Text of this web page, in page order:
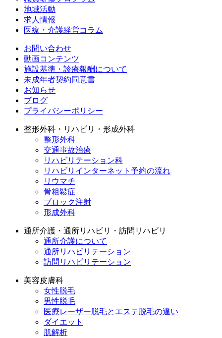
地域活動
求人情報
医療・介護経営コラム
お問い合わせ
動画コンテンツ
施設基準・診療報酬について
未成年者契約同意書
お知らせ
ブログ
プライバシーポリシー
整形外科・リハビリ・形成外科
整形外科
交通事故治療
リハビリテーション科
リハビリインターネット予約の流れ
リウマチ
骨粗鬆症
ブロック注射
形成外科
通所介護・通所リハビリ・訪問リハビリ
通所介護について
通所リハビリテーション
訪問リハビリテーション
美容皮膚科
女性脱毛
男性脱毛
医療レーザー脱毛とエステ脱毛の違い
ダイエット
肌解析